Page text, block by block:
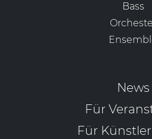
Bass
News
Für
Für